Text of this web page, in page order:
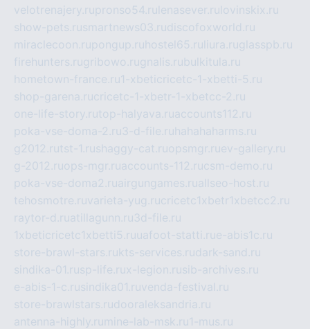
velotrenajery.rupronso54.ru lenasever.ru lovinskix.ru
show-pets.rusmartnews03.rudiscofoxworld.ru
miraclecoon.rupongup.ru hostel65.ru liura.ruglasspb.ru
firehunters.rugribowo.rugnalis.rubulkitula.ru
hometown-france.ru1-xbeticricetc-1-xbetti-5.ru
shop-garena.rucricetc-1-xbetr-1-xbetcc-2.ru
one-life-story.rutop-halyava.ruaccounts112.ru
poka-vse-doma-2.ru3-d-file.ru hahahaharms.ru
g2012.rutst-1.rushaggy-cat.ruopsmgr.ruev-gallery.ru
g-2012.ruops-mgr.ruaccounts-112.rucsm-demo.ru
poka-vse-doma2.ruairgungames.ruallseo-host.ru
tehosmotre.ruvarieta-yug.rucricetc1xbetr1xbetcc2.ru
raytor-d.ruatillagunn.ru3d-file.ru
1xbeticricetc1xbetti5.ruuafoot-statti.rue-abis1c.ru
store-brawl-stars.rukts-services.rudark-sand.ru
sindika-01.rusp-life.rux-legion.rusib-archives.ru
e-abis-1-c.rusindika01.ruvenda-festival.ru
store-brawlstars.rudooraleksandria.ru
antenna-highly.ru mine-lab-msk.ru1-mus.ru